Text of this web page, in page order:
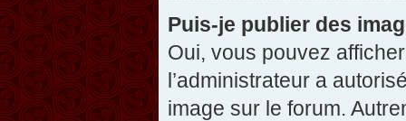
Puis-je publier des
Oui, vous pouvez
l’administrateur a
image sur le forum.